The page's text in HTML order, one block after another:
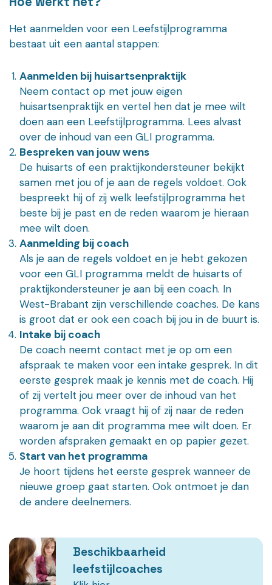
Het aanmelden voor een Leefstijlprogramma
bestaat uit een aantal stappen:
Aanmelden bij huisartsenpraktijk
Neem contact op met jouw eigen
huisartsenpraktijk en vertel hen dat je mee wilt
doen aan een Leefstijlprogramma. Lees alvast
over de inhoud van een GLI programma.
Bespreken van jouw wens
De huisarts of een praktijkondersteuner bekijkt
samen met jou of je aan de regels voldoet. Ook
bespreekt hij of zij welk leefstijlprogramma het
beste bij je past en de reden waarom je hieraan
mee wilt doen.
Aanmelding bij coach
Als je aan de regels voldoet en je hebt gekozen
voor een GLI programma meldt de huisarts of
praktijkondersteuner je aan bij een coach. In
West-Brabant zijn verschillende coaches. De kans
is groot dat er ook een coach bij jou in de buurt is.
Intake bij coach
De coach neemt contact met je op om een
afspraak te maken voor een intake gesprek. In dit
eerste gesprek maak je kennis met de coach. Hij
of zij vertelt jou meer over de inhoud van het
programma. Ook vraagt hij of zij naar de reden
waarom je aan dit programma mee wilt doen. Er
worden afspraken gemaakt en op papier gezet.
Start van het programma
Je hoort tijdens het eerste gesprek wanneer de
nieuwe groep gaat starten. Ook ontmoet je dan
de andere deelnemers.
Beschikbaarheid
leefstijlcoaches